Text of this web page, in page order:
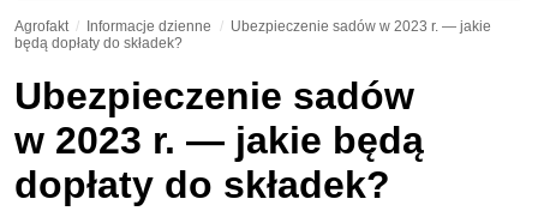
Agrofakt Informacje dzienne
Ubezpieczenie sadów w 2023 r. — jakie
będą dopłaty do składek?
Ubezpieczenie sadów
w 2023 r. — jakie będą
dopłaty do składek?